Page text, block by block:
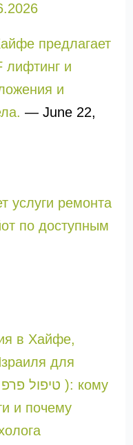
предлагает
лифтинг и
и
— June 22,
услуги ремонта
по доступным
в Хайфе,
для
и почему